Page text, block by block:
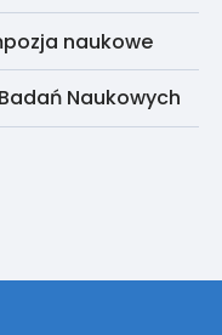
naukowe
Naukowych